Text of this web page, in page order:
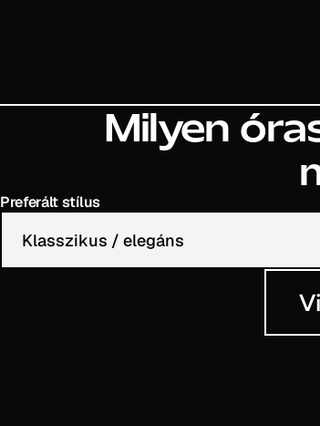
Milyen
Preferált stílus